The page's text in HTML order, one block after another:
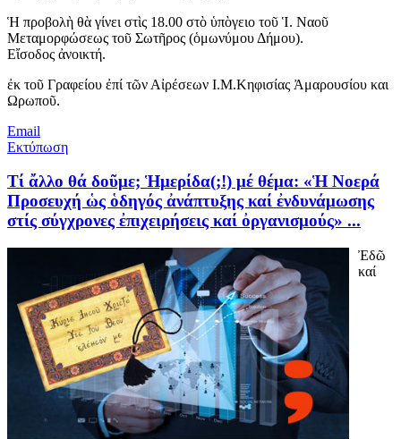
Ἡ προβολὴ θὰ γίνει στὶς 18.00 στὸ ὑπὸγειο τοῦ Ἱ. Ναοῦ
Μεταμορφώσεως τοῦ Σωτῆρος (ὁμωνύμου Δήμου).
Εἴσοδος ἀνοικτή.
ἐκ τοῦ Γραφείου ἐπί τῶν Αἰρέσεων Ι.Μ.Κηφισίας Ἀμαρουσίου και
Ωρωποῦ.
Email
Εκτύπωση
Tί ἄλλο θά δοῦμε; Ἡμερίδα(;!) μέ θέμα: «Ἡ Νοερά
Προσευχή ὡς ὁδηγός ἀνάπτυξης καί ἐνδυνάμωσης
στίς σύγχρονες ἐπιχειρήσεις καί ὀργανισμούς» ...
Ἐδῶ
καί